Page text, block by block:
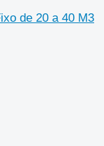
de 20 a 40 M3